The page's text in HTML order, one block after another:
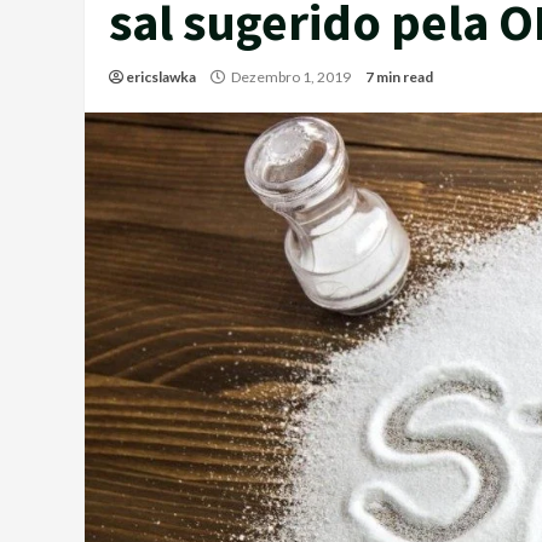
sal sugerido pela
ericslawka Dezembro 1, 2019 7 min read